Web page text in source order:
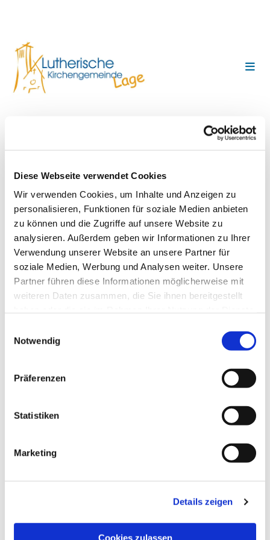
Diese Webseite verwendet Cookies
Wir verwenden Cookies, um Inhalte und Anzeigen zu
personalisieren, Funktionen für soziale Medien anbieten
zu können und die Zugriffe auf unsere Website zu
analysieren. Außerdem geben wir Informationen zu Ihrer
Verwendung unserer Website an unsere Partner für
soziale Medien, Werbung und Analysen weiter. Unsere
Partner führen diese Informationen möglicherweise mit
weiteren Daten zusammen, die Sie ihnen bereitgestellt
Notwendig
Präferenzen
Statistiken
Marketing
Details zeigen
Cookies zulassen
Friedensgebet in der
Marktkirche
Freitag, 2. April 2027, 12:00 Uhr
EV.-LUTH. KIRCHENGEMEINDE LAGE